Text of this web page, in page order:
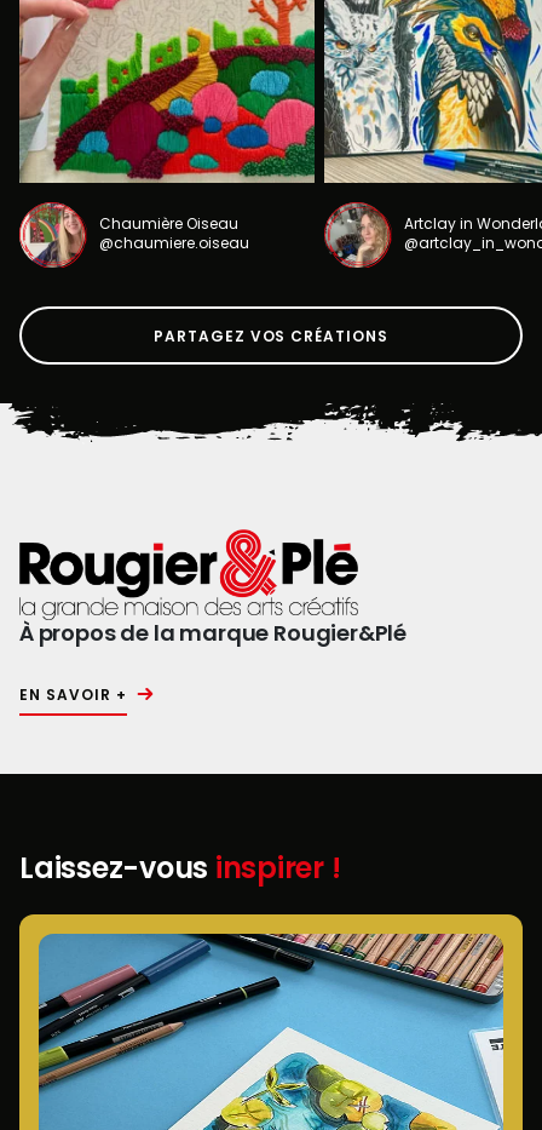
Chaumière Oiseau
@chaumiere.oiseau
Artclay in
PARTAGEZ VOS CRÉATIONS
À propos de la marque Rougier&Plé
EN SAVOIR +
Laissez-vous inspirer !